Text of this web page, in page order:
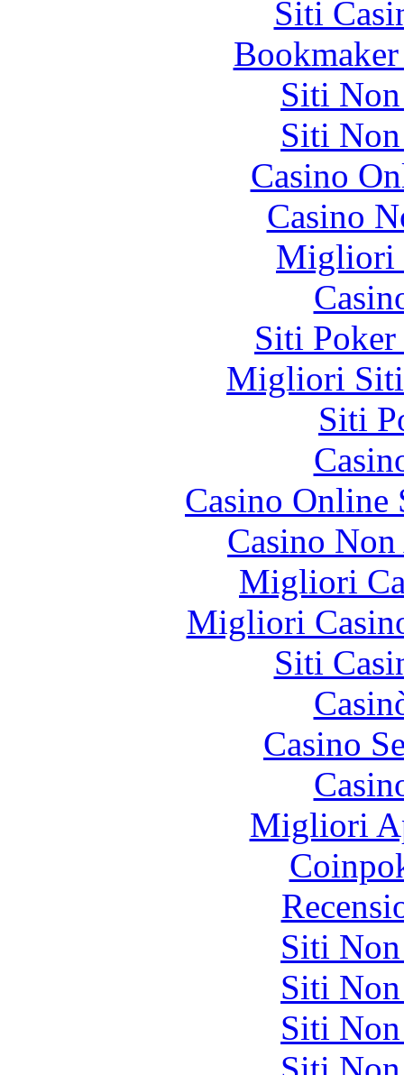
Siti
Siti
Siti
Casino
Casino
Migliori
Siti
Migliori Siti
Siti
Casino
Casino
Migliori
Migliori
Siti
Casino
Migliori
Siti
Siti
Siti